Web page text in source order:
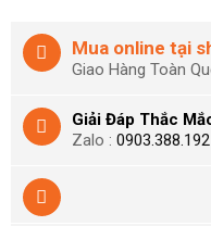
Mua online tại
Giao Hàng Toàn
Giải Đáp Thắc
Zalo : 0903.388.192